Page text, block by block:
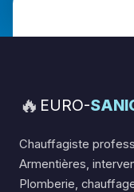
🔥 EURO-
Chauffagiste
Armentières,
Plomberie,